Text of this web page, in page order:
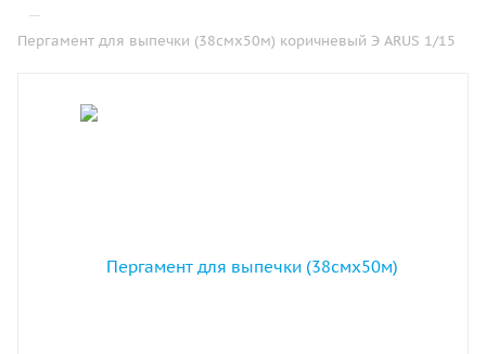
—
Пергамент для выпечки (38смх50м) коричневый Э ARUS 1/15